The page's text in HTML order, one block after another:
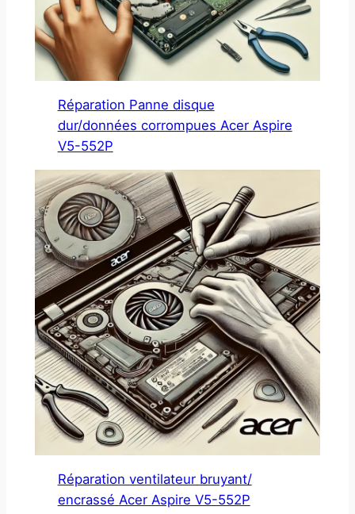
Réparation Panne disque
dur/données corrompues Acer Aspire
V5-552P
Réparation ventilateur bruyant/
encrassé Acer Aspire V5-552P